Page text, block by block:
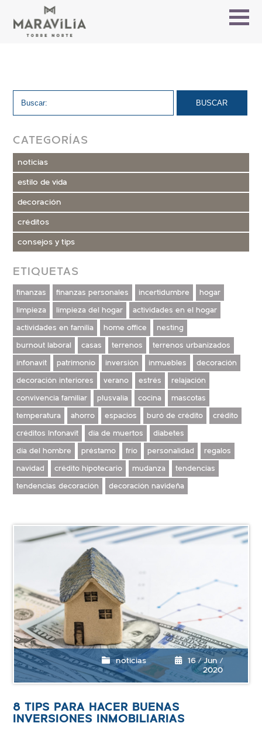
CATEGORÍAS
noticias
estilo de vida
decoración
créditos
consejos y tips
ETIQUETAS
finanzas finanzas personales incertidumbre
hogar
limpieza
limpieza del hogar
actividades en el hogar
actividades en familia
home office
nesting
burnout laboral
casas terrenos
terrenos urbanizados
infonavit
patrimonio inversión inmuebles
decoración
decoración interiores
verano estrés
relajación
convivencia familiar
plusvalía cocina
mascotas
temperatura
ahorro espacios buró de crédito
crédito
créditos Infonavit
día de muertos
diabetes
día del hombre
préstamo frío personalidad
regalos
navidad
crédito hipotecario mudanza
tendencias
tendencias decoración
decoración navideña
noticias
16 / Jun /
2020
8 TIPS PARA HACER BUENAS
INVERSIONES INMOBILIARIAS